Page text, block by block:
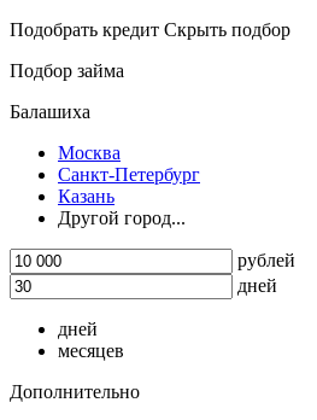
Подобрать кредит Скрыть подбор
Подбор займа
Балашиха
Москва
Санкт-Петербург
Казань
Другой город...
рублей
дней
дней
месяцев
Дополнительно